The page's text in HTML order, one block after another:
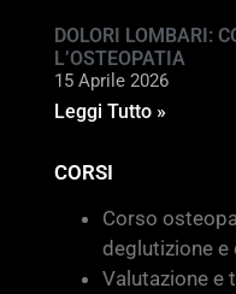
DOLORI LOMBARI:
L’OSTEOPATIA
15 Aprile 2026
Leggi Tutto »
CORSI
Corso
deglutizione
Valutazione e